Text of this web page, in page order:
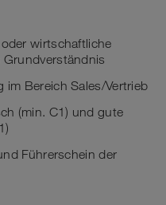
wirtschaftliche
im Bereich Sales/Vertrieb
(min. C1) und gute
Führerschein der